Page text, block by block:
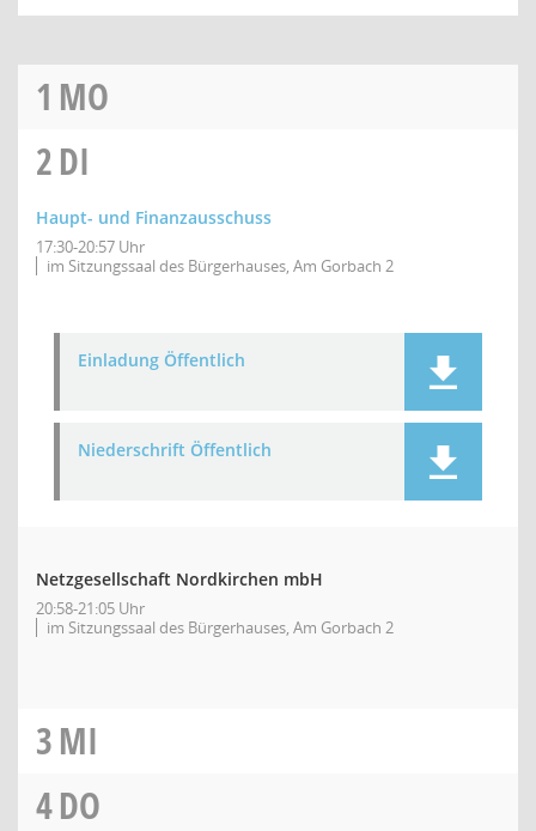
1 MO
2DI
Haupt- und Finanzausschuss
17:30-20:57 Uhr
im Sitzungssaal des Bürgerhauses, Am Gorbach 2
Einladung Öffentlich
Niederschrift Öffentlich
Netzgesellschaft Nordkirchen mbH
20:58-21:05 Uhr
im Sitzungssaal des Bürgerhauses, Am Gorbach 2
3MI
4DO